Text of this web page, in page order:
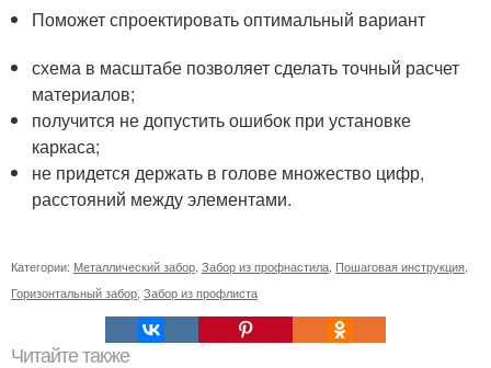
Поможет спроектировать оптимальный вариант
схема в масштабе позволяет сделать точный расчет
материалов;
получится не допустить ошибок при установке
каркаса;
не придется держать в голове множество цифр,
расстояний между элементами.
Категории: Металлический забор Забор из профнастила Пошаговая инструкция
Горизонтальный забор Забор из профлиста
Читайте также